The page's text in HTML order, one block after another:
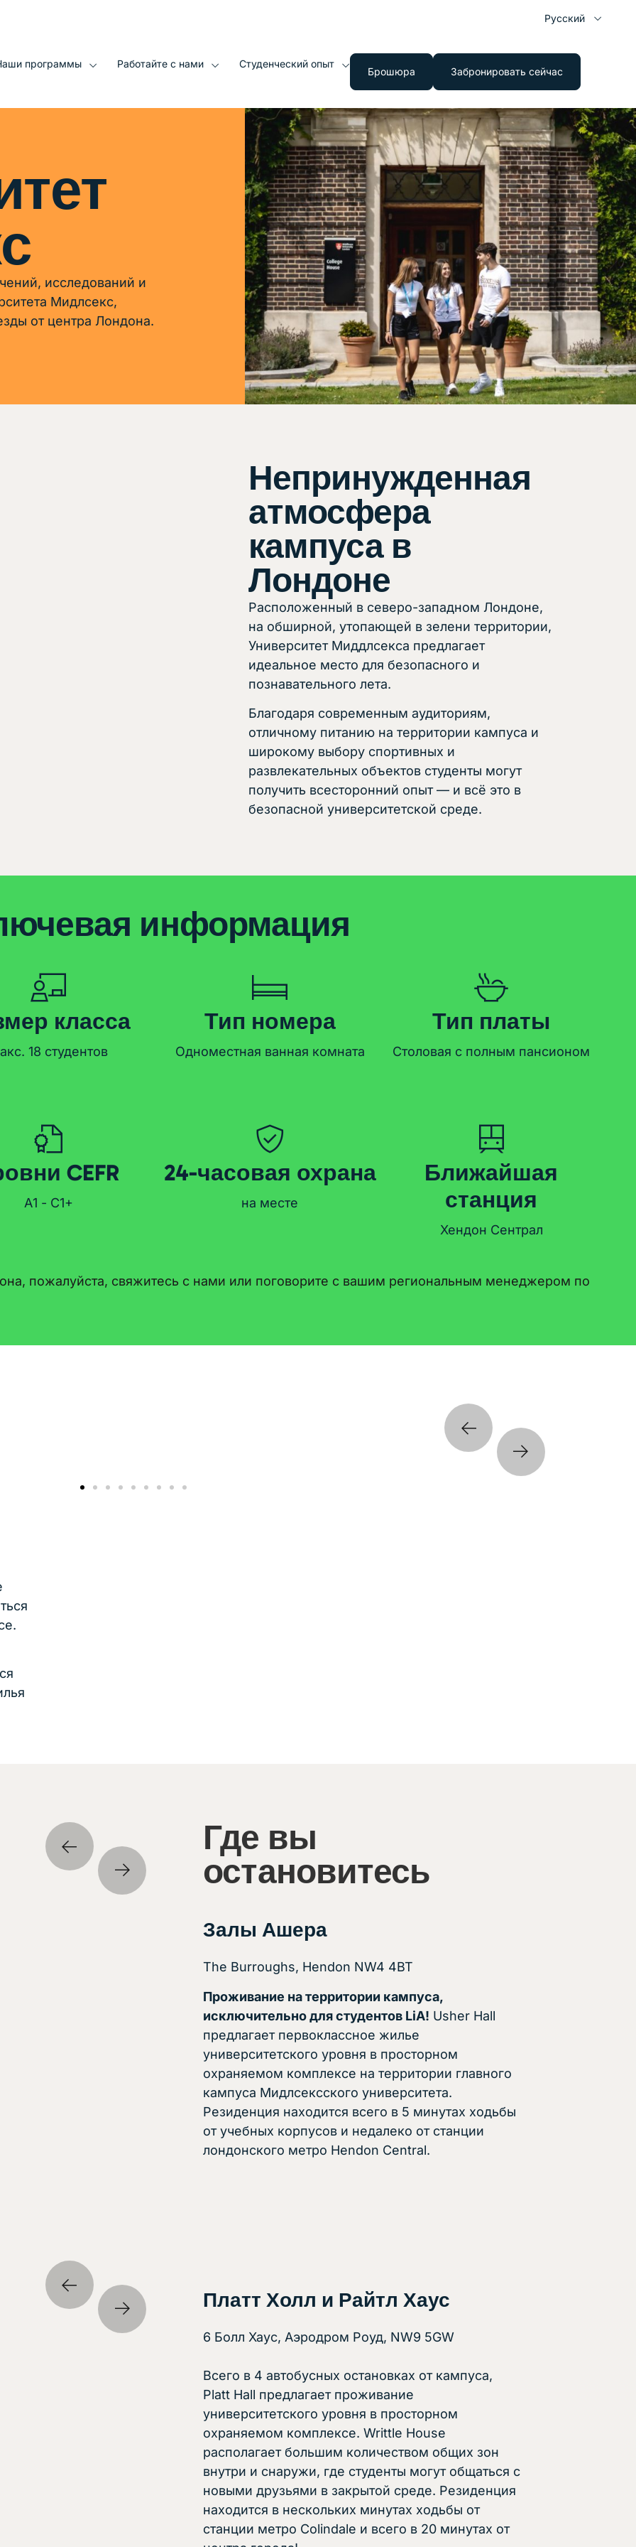
Русский
программы Работайте с нами Студенческий опыт
Брошюра Забронировать сейчас
исследований и
Мидлсекс,
от центра Лондона.
Непринужденная
атмосфера
кампуса в
Лондоне
Расположенный в северо-западном Лондоне,
на обширной, утопающей в зелени территории,
Университет Миддлсекса предлагает
идеальное место для безопасного и
познавательного лета.
Благодаря современным аудиториям,
отличному питанию на территории кампуса и
широкому выбору спортивных и
развлекательных объектов студенты могут
получить всесторонний опыт — и всё это в
безопасной университетской среде.
информация
класса
18 студентов
Тип номера
Одноместная ванная комната
Тип платы
Столовая с полным пансионом
CEFR
А1 - С1+
24-часовая охрана
на месте
Ближайшая
станция
Хендон Сентрал
пожалуйста, свяжитесь с нами или поговорите с вашим региональным менеджером по
Где вы
остановитесь
Залы Ашера
The Burroughs, Hendon NW4 4BT
Проживание на территории кампуса,
исключительно для студентов LiA! Usher Hall
предлагает первоклассное жилье
университетского уровня в просторном
охраняемом комплексе на территории главного
кампуса Мидлсексского университета.
Резиденция находится всего в 5 минутах ходьбы
от учебных корпусов и недалеко от станции
лондонского метро Hendon Central.
Платт Холл и Райтл Хаус
6 Болл Хаус, Аэродром Роуд, NW9 5GW
Всего в 4 автобусных остановках от кампуса,
Platt Hall предлагает проживание
университетского уровня в просторном
охраняемом комплексе. Writtle House
располагает большим количеством общих зон
внутри и снаружи, где студенты могут общаться с
новыми друзьями в закрытой среде. Резиденция
находится в нескольких минутах ходьбы от
станции метро Colindale и всего в 20 минутах от